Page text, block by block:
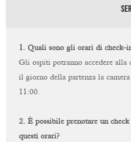
1. Quali sono gli orari di check-
Gli ospiti potranno accedere alla
il giorno della partenza la camera
11:00.
2. È possibile prenotare un
questi orari?